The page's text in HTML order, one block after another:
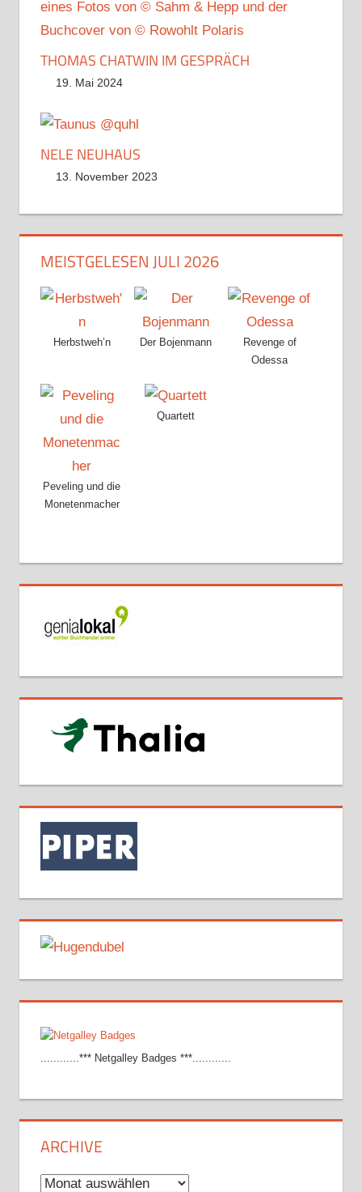
THOMAS CHATWIN IM GESPRÄCH
19. Mai 2024
NELE NEUHAUS
13. November 2023
MEISTGELESEN JULI 2026
Herbstweh’n Der Bojenmann
Revenge of
Odessa
Peveling und die
Monetenmacher
Quartett
............*** Netgalley Badges ***............
ARCHIVE
Archive